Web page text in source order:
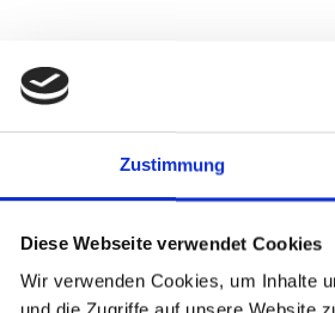
Zustimmung
Diese Webseite verwendet Cookies
Wir verwenden Cookies, um Inhalte
Wir
Einsatzhärten/